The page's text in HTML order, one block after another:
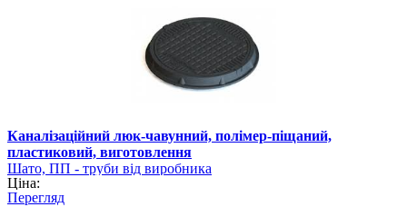
Каналізаційний люк-чавунний, полімер-піщаний,
пластиковий, виготовлення
Шато, ПП - труби від виробника
Ціна:
Перегляд